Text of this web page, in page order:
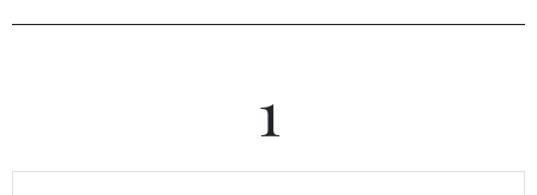
Theodor-Wolff-Preis
1